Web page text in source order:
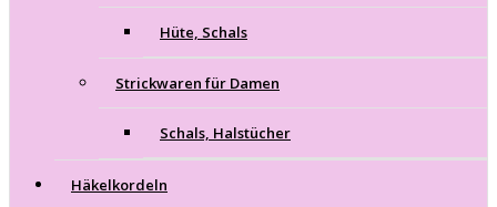
Hüte, Schals
Strickwaren für Damen
Schals, Halstücher
Häkelkordeln